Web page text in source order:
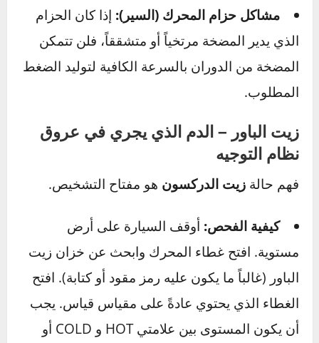
يمكن أن يتسبب في تآكل الصوف والأجزاء
المطاطية داخل النظام.
تلوث الزيت:مع مرور الوقت، يتلوث الزيت
بجزيئات معدنية صغيرة ناتجة عن الاحتكاك، ويتحول
إلى مادة كاشطة تدمر المضخة من الداخل.
تآكل الأجزاء الداخلية:
فإن المكونات الداخلية للمضخة تتآكل وتفقد كفاءتها
مشاكل حزام المحرك (السير): إذا كان الحزام
الذي يدير المضخة مرتخياً أو متشققاً، فلن تتمكن
المضخة من الدوران بالسرعة الكافية لتوليد الضغط
المطلوب.